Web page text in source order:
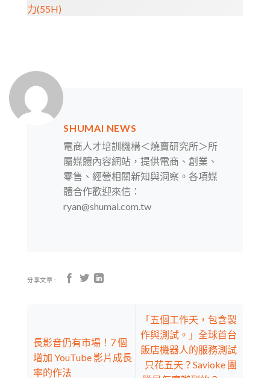
力(55H)
SHUMAI NEWS
電商人才培訓機構＜燒賣研究所＞所
屬媒體內容網站，提供電商、創業、
零售、經營相關新知與洞察。各項媒
體合作歡迎來信：
ryan@shumai.com.tw
分享文章 :
長影音仍有市場！7 個
增加 YouTube 影片成長
率的作法
「五個工作天，包含製
作與測試。」全球首台
飯店機器人的服務測試
只花五天？Savioke 團